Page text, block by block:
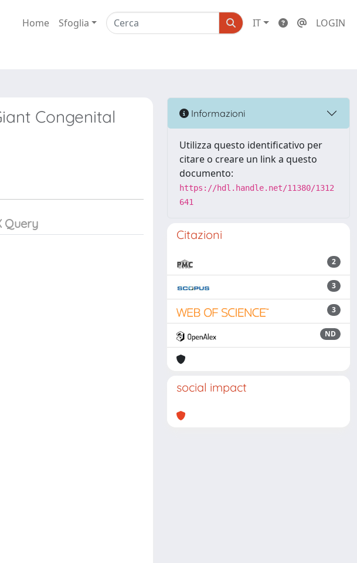
Home Sfoglia IT LOGIN
Congenital
Informazioni
Utilizza questo identificativo per
citare o creare un link a questo
documento:
https://hdl.handle.net/11380/1312
641
Citazioni
2
3
3
ND
social impact